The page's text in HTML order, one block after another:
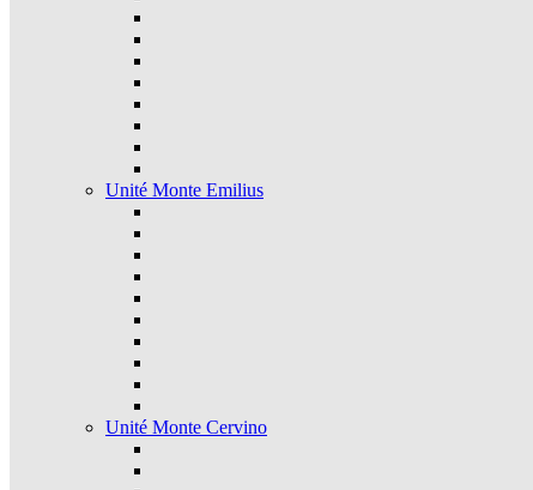
Unité Monte Emilius
Unité Monte Cervino